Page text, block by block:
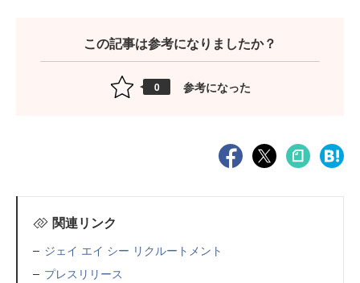
この記事は参考になりましたか？
0 参考になった
関連リンク
ジェイ エイ シー リクルートメント
プレスリリース